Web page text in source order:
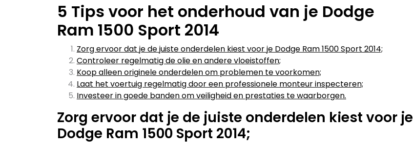
5 Tips voor het onderhoud van je Dodge
Ram 1500 Sport 2014
Zorg ervoor dat je de juiste onderdelen kiest voor je Dodge Ram 1500 Sport 2014;
Controleer regelmatig de olie en andere vloeistoffen;
Koop alleen originele onderdelen om problemen te voorkomen;
Laat het voertuig regelmatig door een professionele monteur inspecteren;
Investeer in goede banden om veiligheid en prestaties te waarborgen.
Zorg ervoor dat je de juiste onderdelen kiest voor je
Dodge Ram 1500 Sport 2014;